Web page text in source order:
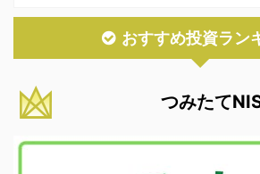
おすすめ投資ラン
つみたて